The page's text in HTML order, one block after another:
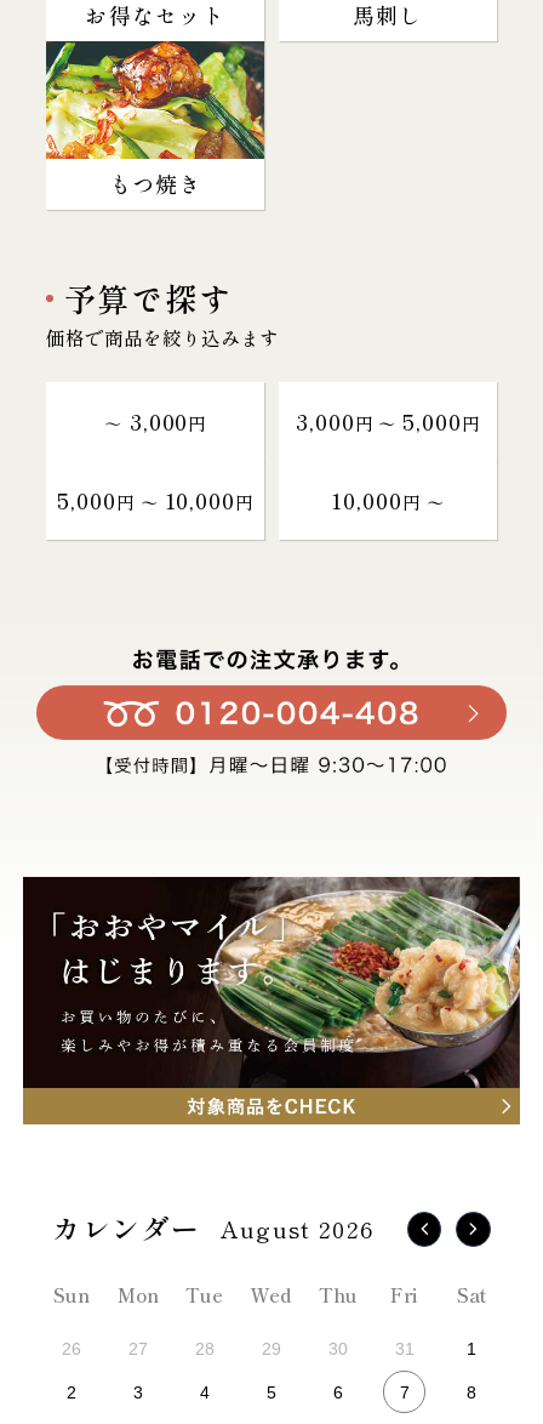
お得なセット 馬刺し
もつ焼き
予算で探す
価格で商品を絞り込みます
～ 3,000円 3,000円 〜 5,000円
5,000円 〜 10,000円 10,000円 〜
August 2026
Sun Mon Tue Wed Thu Fri Sat
26 27 28 29 30 31 1
2 3 4 5 6 7 8